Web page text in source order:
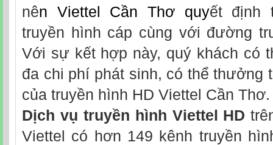
nên Viettel Cần Thơquyết định
truyền hình cáp cùng với đường
Với sự kết hợp này, quý khách có
đa chi phí phát sinh, có thể thưởng
của truyền hình HD Viettel Cần Thơ.
Dịch vụ truyền hình Viettel HD
Viettel có hơn 149 kênh truyền